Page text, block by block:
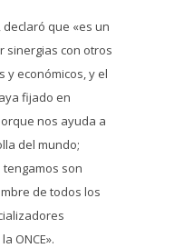
que «es un
sinergias con otros
y económicos, y el
fijado en
nos ayuda a
del mundo;
son
de todos los
ONCE».